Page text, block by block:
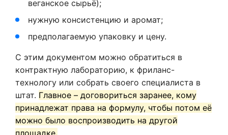
веганское сырьё);
нужную консистенцию и аромат;
предполагаемую упаковку и цену.
С этим документом можно обратиться в
контрактную лабораторию, к фриланс-
технологу или собрать своего специалиста в
штат. Главное – договориться заранее, кому
принадлежат права на формулу, чтобы потом её
можно было воспроизводить на другой
площадке.